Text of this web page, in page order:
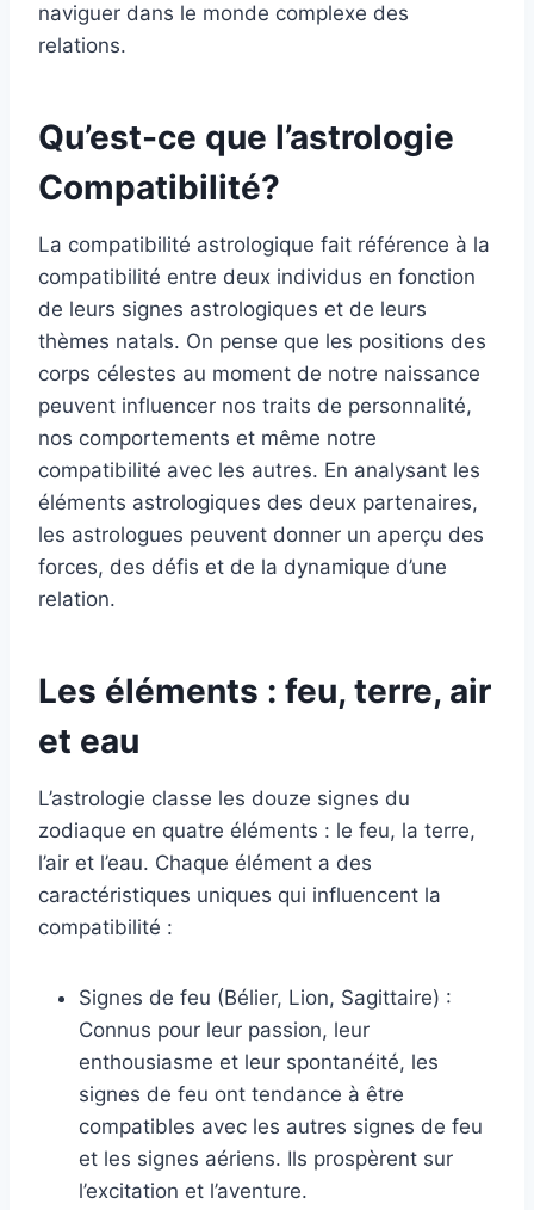
naviguer dans le monde complexe des
relations.
Qu’est-ce que l’astrologie
Compatibilité?
La compatibilité astrologique fait référence à la
compatibilité entre deux individus en fonction
de leurs signes astrologiques et de leurs
thèmes natals. On pense que les positions des
corps célestes au moment de notre naissance
peuvent influencer nos traits de personnalité,
nos comportements et même notre
compatibilité avec les autres. En analysant les
éléments astrologiques des deux partenaires,
les astrologues peuvent donner un aperçu des
forces, des défis et de la dynamique d’une
relation.
Les éléments : feu, terre, air
et eau
L’astrologie classe les douze signes du
zodiaque en quatre éléments : le feu, la terre,
l’air et l’eau. Chaque élément a des
caractéristiques uniques qui influencent la
compatibilité :
Signes de feu (Bélier, Lion, Sagittaire) :
Connus pour leur passion, leur
enthousiasme et leur spontanéité, les
signes de feu ont tendance à être
compatibles avec les autres signes de feu
et les signes aériens. Ils prospèrent sur
l’excitation et l’aventure.